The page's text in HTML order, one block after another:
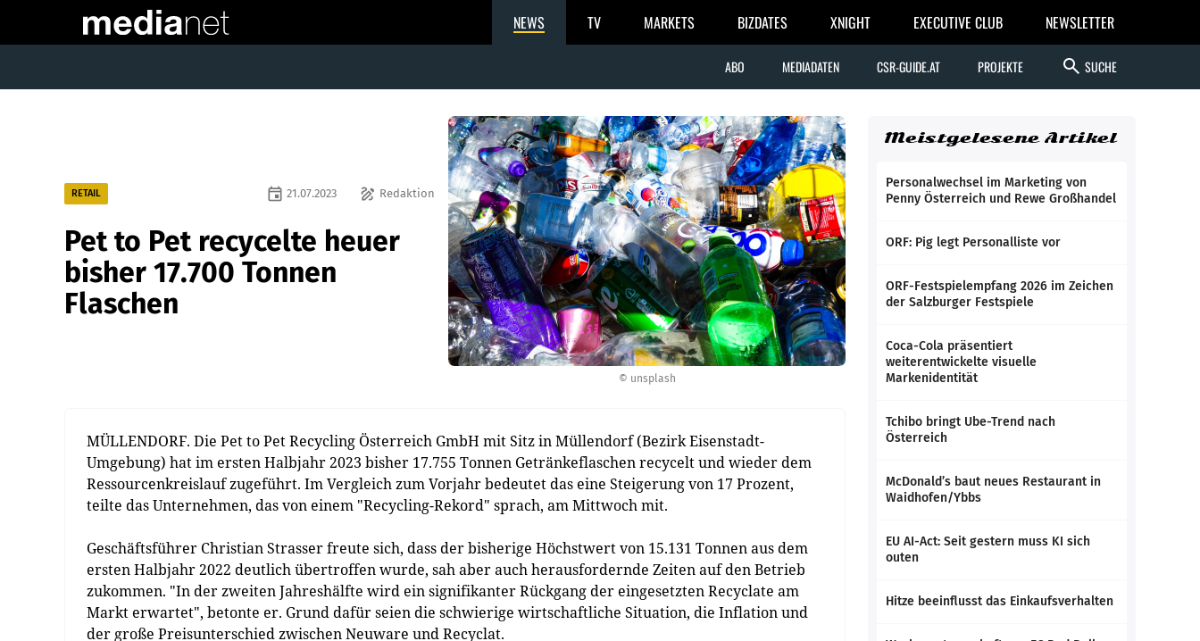
NEWS TV MARKETS BIZDATES XNIGHT EXECUTIVE CLUB NEWSLETTER
ABO MEDIADATEN CSR-GUIDE.AT PROJEKTE search SUCHE
© unsplash
RETAIL draw Redaktion
event 21.07.2023
Pet to Pet recycelte heuer
bisher 17.700 Tonnen
Flaschen
MÜLLENDORF. Die Pet to Pet Recycling Österreich GmbH mit Sitz in Müllendorf (Bezirk Eisenstadt-
Umgebung) hat im ersten Halbjahr 2023 bisher 17.755 Tonnen Getränkeflaschen recycelt und wieder dem
Ressourcenkreislauf zugeführt. Im Vergleich zum Vorjahr bedeutet das eine Steigerung von 17 Prozent,
teilte das Unternehmen, das von einem "Recycling-Rekord" sprach, am Mittwoch mit.
Geschäftsführer Christian Strasser freute sich, dass der bisherige Höchstwert von 15.131 Tonnen aus dem
ersten Halbjahr 2022 deutlich übertroffen wurde, sah aber auch herausfordernde Zeiten auf den Betrieb
zukommen. "In der zweiten Jahreshälfte wird ein signifikanter Rückgang der eingesetzten Recyclate am
Markt erwartet", betonte er. Grund dafür seien die schwierige wirtschaftliche Situation, die Inflation und
der große Preisunterschied zwischen Neuware und Recyclat.
Meistgelesene Artikel
Personalwechsel im Marketing von
Penny Österreich und Rewe Großhandel
ORF: Pig legt Personalliste vor
ORF-Festspielempfang 2026 im Zeichen
der Salzburger Festspiele
Coca-Cola präsentiert
weiterentwickelte visuelle
Markenidentität
Tchibo bringt Ube-Trend nach
Österreich
McDonald’s baut neues Restaurant in
Waidhofen/Ybbs
EU AI-Act: Seit gestern muss KI sich
outen
Hitze beeinflusst das Einkaufsverhalten